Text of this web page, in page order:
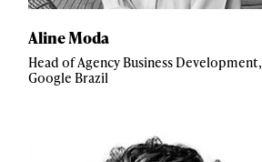
Aline Moda
Head of Agency Business Development,
Google Brazil